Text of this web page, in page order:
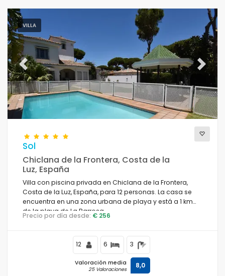
VILLA
Previous Next
Sol
Chiclana de la Frontera, Costa de la
Luz, España
Villa con piscina privada en Chiclana de la Frontera,
Costa de la Luz, España, para 12 personas. La casa se
encuentra en una zona urbana de playa y está a 1 km
de la playa de La Barrosa.
Precio por día desde: € 256
12 6 3
Valoración media
25 Valoraciones 8,0